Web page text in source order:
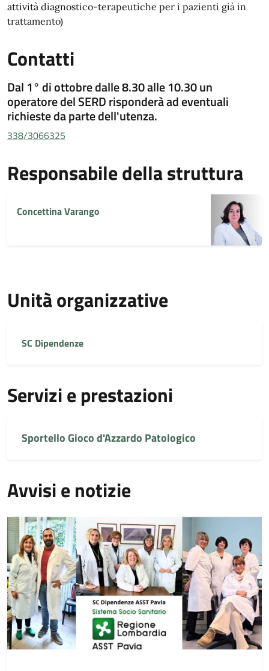
attività diagnostico-terapeutiche per i pazienti già in
trattamento)
Contatti
Dal 1° di ottobre dalle 8.30 alle 10.30 un
operatore del SERD risponderà ad eventuali
richieste da parte dell'utenza.
338/3066325
Responsabile della struttura
Concettina Varango
Unità organizzative
SC Dipendenze
Servizi e prestazioni
Sportello Gioco d'Azzardo Patologico
Avvisi e notizie